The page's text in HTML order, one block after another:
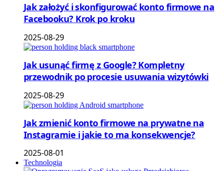
Jak założyć i skonfigurować konto firmowe na
Facebooku? Krok po kroku
2025-08-29
Jak usunąć firmę z Google? Kompletny
przewodnik po procesie usuwania wizytówki
2025-08-29
Jak zmienić konto firmowe na prywatne na
Instagramie i jakie to ma konsekwencje?
2025-08-01
Technologia